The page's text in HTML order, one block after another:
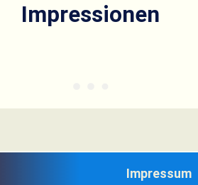
Impressionen
Impressum